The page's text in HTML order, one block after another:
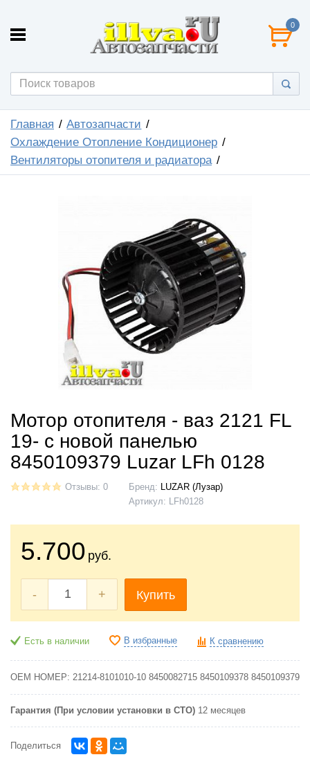
0
Главная
Автозапчасти
Охлаждение Отопление Кондиционер
Вентиляторы отопителя и радиатора
Мотор отопителя - ваз 2121 FL
19- с новой панелью
8450109379 Luzar LFh 0128
Отзывы: 0 Бренд: LUZAR (Лузар)
Артикул: LFh0128
5.700 руб.
- + Купить
Есть в наличии В избранные К сравнению
OEM НОМЕР: 21214-8101010-10 8450082715 8450109378 8450109379
Гарантия (При условии установки в СТО) 12 месяцев
Поделиться